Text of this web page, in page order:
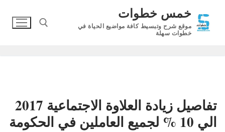
المحتوى
خمس خطوات
موقع شرح وتبسيط كافة مواضيع الحياة في
خطوات سهلة
تفاصيل زيادة العلاوة الاجتماعية 2017
الي 10 % لجميع العاملين في الحكومة